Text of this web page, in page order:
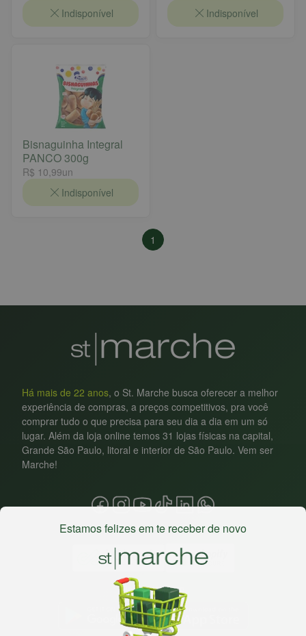
Indisponível
Indisponível
Bisnaguinha Integral
PANCO 300g
R$ 10,99un
Indisponível
1
Há mais de 22 anos, o St. Marche busca oferecer a melhor
experiência de compras, a preços competitivos, pra você
comprar tudo o que precisa para seu dia a dia em um só
lugar. Além da loja online temos 31 lojas físicas na capital,
Grande São Paulo, litoral e interior de São Paulo. Vem ser
Marche!
Baixe nosso app
Estamos felizes em te receber de novo